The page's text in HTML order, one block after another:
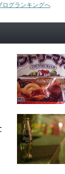
ログランキングへ